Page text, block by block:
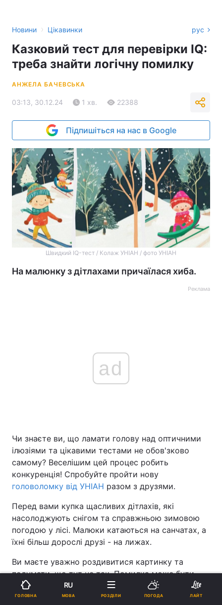
Новини › Цікавинки рус
Казковий тест для перевірки IQ:
треба знайти логічну помилку
АНЖЕЛА БАЧЕВСЬКА
03:13, 30.12.24 1 хв. 22388
Підпишіться на нас в Google
Швидкий IQ-тест / Колаж УНІАН / фото УНІАН
На малюнку з дітлахами причаїлася хиба.
Реклама
ad
Чи знаєте ви, що ламати голову над оптичними
ілюзіями та цікавими тестами не обов'зково
самому? Веселішим цей процес робить
конкуренція! Спробуйте пройти нову
головоломку від УНІАН разом з друзями.
Перед вами купка щасливих дітлахів, які
насолоджують снігом та справжньою зимовою
погодою у лісі. Малюки катаються на санчатах, а
їхні більш дорослі друзі - на лижах.
Ви маєте уважно роздивитися картинку та
подумати, що тут не так. Помилка може бути
захована будь-де - від самого лісу до одягу
малюків.
ГОЛОВНА
RU
МОВА РОЗДІЛИ ПОГОДА ЛАЙТ